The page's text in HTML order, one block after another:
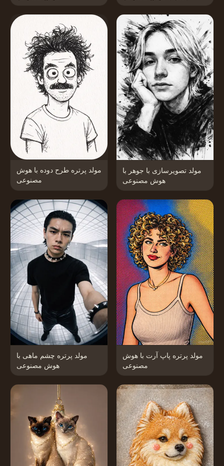
مولد پرتره طرح دوده با هوش
مصنوعی
مولد تصویرسازی با جوهر با
هوش مصنوعی
مولد پرتره چشم ماهی با
هوش مصنوعی
مولد پرتره پاپ آرت با هوش
مصنوعی